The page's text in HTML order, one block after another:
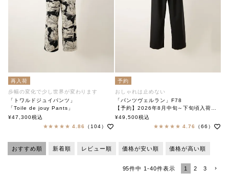
再入荷
歩幅の変化で少し世界が変わります
「トワルドジュイパンツ」
「Toile de jouy Pants」
soutiencollar（ステンカラー）
¥47,300税込
4.86
（104）
予約
おしゃれは止めない
「パンツヴェルラン」F78
【予約】2026年8月中旬～下旬頃入荷予定
「Pants Verlan」
soutiencollar(ステンカラー)
¥49,500税込
4.76
（66）
おすすめ順 新着順 レビュー順 価格が安い順 価格が高い順
95件中 1-40件表示 1 2 3